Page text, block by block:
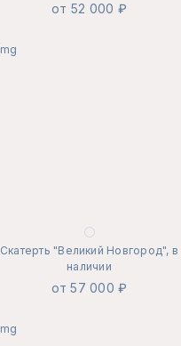
от 52 000 ₽
Скатерть "Великий Новгород", в
наличии
от 57 000 ₽